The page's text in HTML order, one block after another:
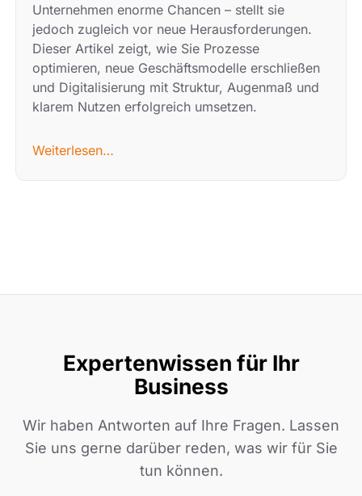
Unternehmen enorme Chancen – stellt sie
jedoch zugleich vor neue Herausforderungen.
Dieser Artikel zeigt, wie Sie Prozesse
optimieren, neue Geschäftsmodelle erschließen
und Digitalisierung mit Struktur, Augenmaß und
klarem Nutzen erfolgreich umsetzen.
Weiterlesen…
Expertenwissen für Ihr
Business
Wir haben Antworten auf Ihre Fragen. Lassen
Sie uns gerne darüber reden, was wir für Sie
tun können.